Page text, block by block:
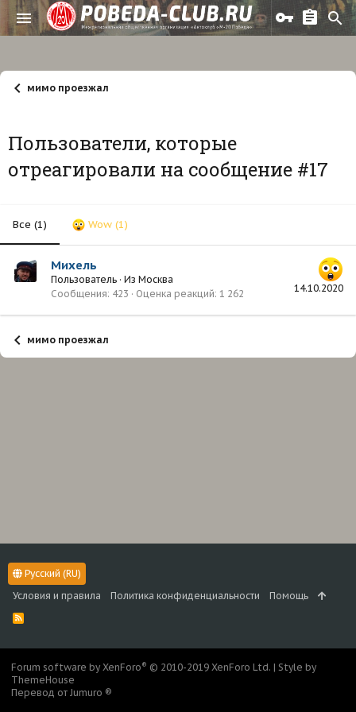
мимо проезжал
Пользователи, которые
отреагировали на сообщение #17
Все (1) Wow (1)
14.10.2020
Михель
Пользователь · Из Москва
Сообщения 423 Оценка реакций 1 262
мимо проезжал
Русский (RU)
Условия и правила
Политика конфиденциальности Помощь
R
S
Forum software by XenForo® © 2010-2019 XenForo Ltd. | Style by
ThemeHouse
Перевод от Jumuro ®